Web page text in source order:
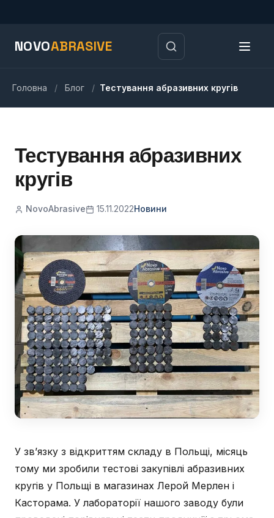
NOVOABRASIVE
Головна / Блог / Тестування абразивних кругів
Тестування абразивних
кругів
NovoAbrasive 15.11.2022Новини
У зв’язку з відкриттям складу в Польщі, місяць
тому ми зробили тестові закупівлі абразивних
кругів у Польщі в магазинах Лерой Мерлен і
Касторама. У лабораторії нашого заводу були